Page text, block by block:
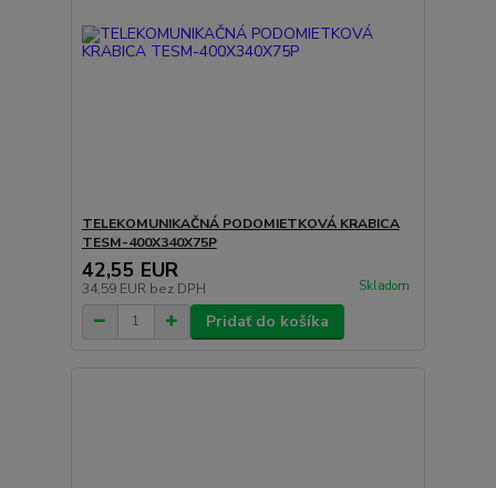
TELEKOMUNIKAČNÁ PODOMIETKOVÁ KRABICA
TESM-400X340X75P
42,55 EUR
34,59 EUR bez DPH Skladom
Pridať do košíka